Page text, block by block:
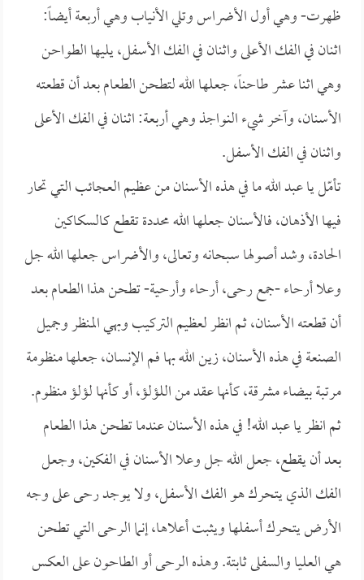
ظهرت- وهي أول الأضراس وتلي الأنياب وهي أربعة أيضاً:
اثنان في الفك الأعلى واثنان في الفك الأسفل، يليها الطواحن
وهي اثنا عشر طاحناً، جعلها الله لتطحن الطعام بعد أن قطعته
الأسنان، وآخر شيء النواجذ وهي أربعة: اثنان في الفك الأعلى
واثنان في الفك الأسفل.
تأمّل يا عبد الله ما في هذه الأسنان من عظيم العجائب التي تحار
فيها الأذهان، فالأسنان جعلها الله محددة تقطع كالسكاكين
الحادة، وشد أصولها سبحانه وتعالى، والأضراس جعلها الله جل
وعلا أرحاء -جمع رحى، أرحاء وأرحية- تطحن هذا الطعام بعد
أن قطعته الأسنان، ثم انظر لعظيم التركيب وبهي المنظر وجميل
الصنعة في هذه الأسنان، زين الله بها فم الإنسان، جعلها منظومة
مرتبة بيضاء مشرقة، كأنها عقد من اللؤلؤ، أو كأنها لؤلؤ منظوم.
ثم انظر يا عبد الله! في هذه الأسنان عندما تطحن هذا الطعام
بعد أن يقطع، جعل الله جل وعلا الأسنان في الفكين، وجعل
الفك الذي يتحرك هو الفك الأسفل، ولا يوجد رحى على وجه
الأرض يتحرك أسفلها ويثبت أعلاها، إنما الرحى التي تطحن
هي العليا والسفلى ثابتة. وهذه الرحى أو الطاحون على العكس